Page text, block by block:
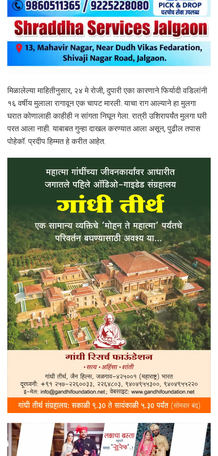
मिळालेल्या माहितीनुसार, २४ मे रोजी, दुपारी एका कारणाने फिर्यादी वडिलांनी
१६ वर्षीय मुलाला रागावून एक चापट मारली. याचा राग आल्याने हा मुलगा
घरात कोणालाही काहीही न सांगता निघून गेला. रात्री उशिरापर्यंत मुलगा घरी
परत आला नाही. याबाबत गुन्हा दाखल करण्यात आला असून, पुढील तपास
पोहेकॉ. प्रदीप हिम्मत हे करीत आहेत.